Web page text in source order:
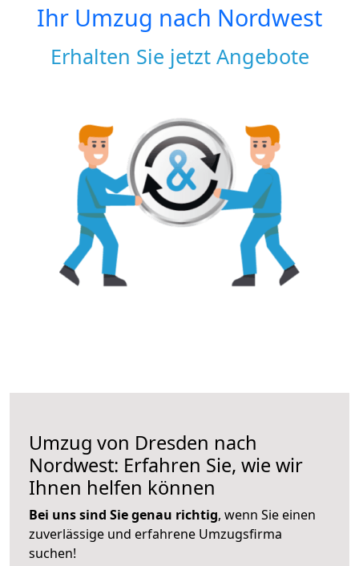
Ihr Umzug nach Nordwest
Erhalten Sie jetzt Angebote
Umzug von Dresden nach
Nordwest: Erfahren Sie, wie wir
Ihnen helfen können
Bei uns sind Sie genau richtig, wenn Sie einen
zuverlässige und erfahrene Umzugsfirma
suchen!